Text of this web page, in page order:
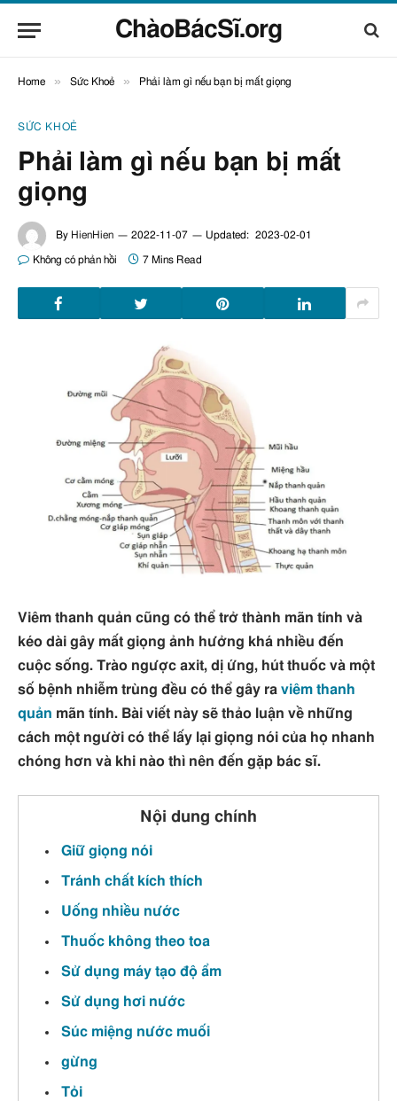
ChàoBácSĩ.org
Home » Sức Khoẻ » Phải làm gì nếu bạn bị mất giọng
SỨC KHOẺ
Phải làm gì nếu bạn bị mất
giọng
By HienHien 2022-11-07 Updated: 2023-02-01
Không có phản hồi 7 Mins Read
Viêm thanh quản cũng có thể trở thành mãn tính và
kéo dài gây mất giọng ảnh hưởng khá nhiều đến
cuộc sống. Trào ngược axit, dị ứng, hút thuốc và một
số bệnh nhiễm trùng đều có thể gây ra viêm thanh
quản mãn tính. Bài viết này sẽ thảo luận về những
cách một người có thể lấy lại giọng nói của họ nhanh
chóng hơn và khi nào thì nên đến gặp bác sĩ.
Nội dung chính
Giữ giọng nói
Tránh chất kích thích
Uống nhiều nước
Thuốc không theo toa
Sử dụng máy tạo độ ẩm
Sử dụng hơi nước
Súc miệng nước muối
gừng
Tỏi